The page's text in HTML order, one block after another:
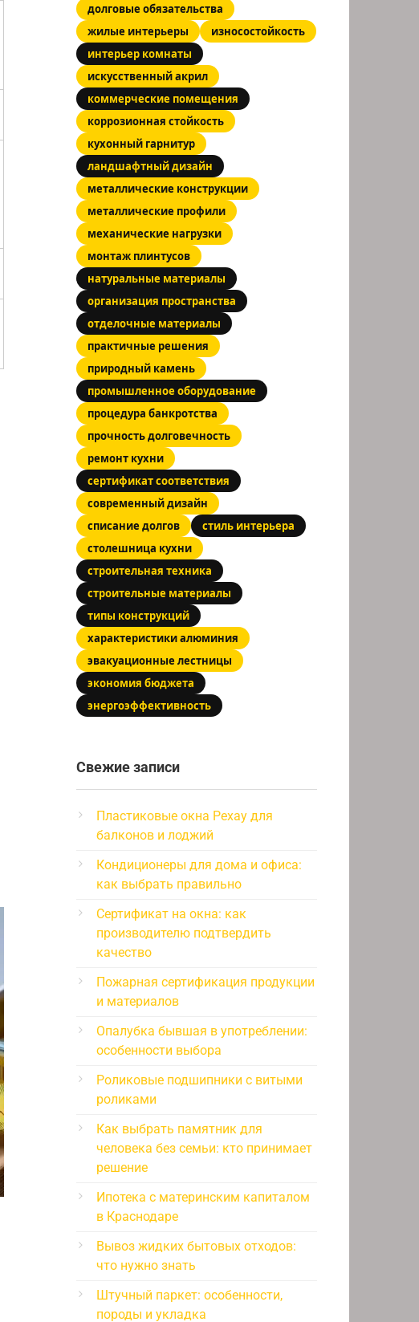
долговые обязательства
жилые интерьеры
износостойкость
интерьер комнаты
искусственный акрил
коммерческие помещения
коррозионная стойкость
кухонный гарнитур
ландшафтный дизайн
металлические конструкции
металлические профили
механические нагрузки
монтаж плинтусов
натуральные материалы
организация пространства
отделочные материалы
практичные решения
природный камень
промышленное оборудование
процедура банкротства
прочность долговечность
ремонт кухни
сертификат соответствия
современный дизайн
списание долгов
стиль интерьера
столешница кухни
строительная техника
строительные материалы
типы конструкций
характеристики алюминия
эвакуационные лестницы
экономия бюджета
энергоэффективность
Свежие записи
Пластиковые окна Рехау для
балконов и лоджий
Кондиционеры для дома и офиса:
как выбрать правильно
Сертификат на окна: как
производителю подтвердить
качество
Пожарная сертификация продукции
и материалов
Опалубка бывшая в употреблении:
особенности выбора
Роликовые подшипники с витыми
роликами
Как выбрать памятник для
человека без семьи: кто принимает
решение
Ипотека с материнским капиталом
в Краснодаре
Вывоз жидких бытовых отходов:
что нужно знать
Штучный паркет: особенности,
породы и укладка